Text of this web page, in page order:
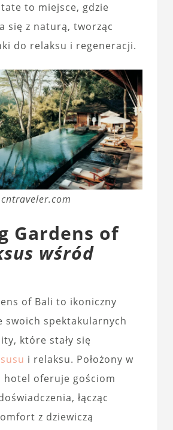
to miejsce, gdzie
się z naturą, tworząc
do relaksu i regeneracji.
Gardens of
wśród
of Bali to ikoniczny
swoich spektakularnych
które stały się
i relaksu. Położony w
hotel oferuje gościom
łącząc
z dziewiczą